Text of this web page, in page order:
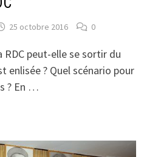
25 octobre 2016 0
peut-elle se sortir du
enlisée ? Quel scénario pour
? En …